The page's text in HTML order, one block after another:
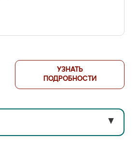
УЗНАТЬ
ПОДРОБНОСТИ
▼